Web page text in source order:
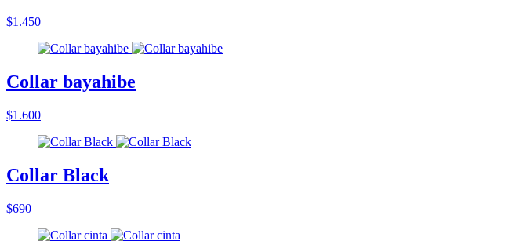
$1.450
Collar bayahibe
$1.600
Collar Black
$690